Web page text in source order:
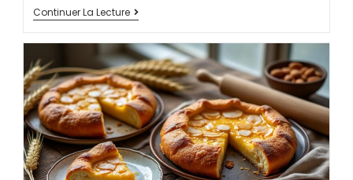
Continuer La Lecture